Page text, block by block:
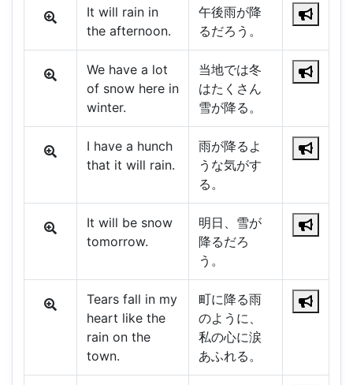
It will rain in
the afternoon.
午後雨が降
るだろう。
We have a lot
of snow here in
winter.
当地では冬
はたくさん
雪が降る。
I have a hunch
that it will rain.
雨が降るよ
うな気がす
る。
It will be snow
tomorrow.
明日、雪が
降るだろ
う。
Tears fall in my
heart like the
rain on the
town.
町に降る雨
のように、
私の心に涙
あふれる。